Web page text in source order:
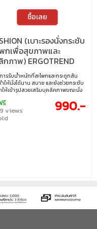
ซื้อเลย
(เบาะรองนั่งกระชับ
กเพื่อสุขภาพและ
ภาพ) ERGOTREND
HIP UP
ารรับน้ำหนักที่สะโพกและกระดูกสัน
ให้นั่งได้นาน สบาย และยังช่วยกระชับ
ให้เข้ารูปสวยเสริมบุคลิคภาพขณะนั่ง
รี
views 990.-